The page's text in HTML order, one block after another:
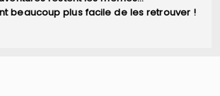
beaucoup plus facile de les retrouver !